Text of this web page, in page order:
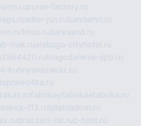
purse-factory.ru
adler-jun.rubandamn.ru
1mus.rudarksand.ru
msk.rualabuga-cityhotel.ru
2864420.rublagodarenie-spb.ru
kuhnyanazakaz.ru
fabrikayfabrikaefabrika.ru
113.rubiletnadom.ru
brazzers-hd.ruz-host.ru